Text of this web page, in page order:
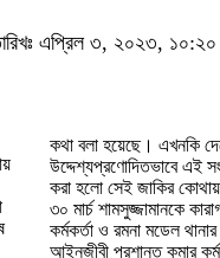
এপ্রিল ৩, ২০২৩,
কথা বলা হয়েছে। এখনকি